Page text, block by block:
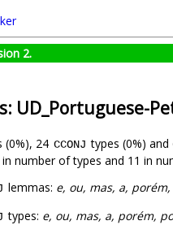
2.
UD_Portuguese-
(0%), 24 CCONJ types (0%)
number of types and 11 in
lemmas: e, ou, mas, a,
types: e, ou, mas, a, porém,